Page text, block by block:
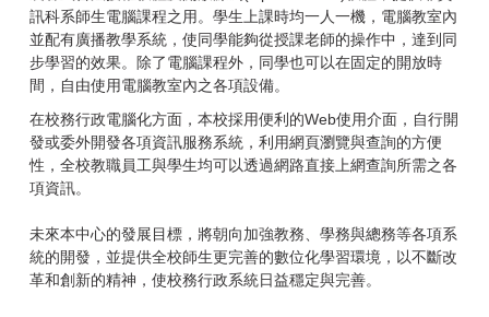
訊科系師生電腦課程之用。學生上課時均一人一機，電腦教室內
並配有廣播教學系統，使同學能夠從授課老師的操作中，達到同
步學習的效果。除了電腦課程外，同學也可以在固定的開放時
間，自由使用電腦教室內之各項設備。
在校務行政電腦化方面，本校採用便利的Web使用介面，自行開
發或委外開發各項資訊服務系統，利用網頁瀏覽與查詢的方便
性，全校教職員工與學生均可以透過網路直接上網查詢所需之各
項資訊。
未來本中心的發展目標，將朝向加強教務、學務與總務等各項系
統的開發，並提供全校師生更完善的數位化學習環境，以不斷改
革和創新的精神，使校務行政系統日益穩定與完善。